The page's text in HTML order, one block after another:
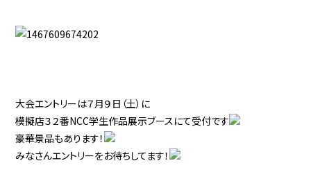
大会エントリーは７月９日（土）に
模擬店３２番NCC学生作品展示ブースにて受付です
豪華景品もあります！
みなさんエントリーをお待ちしてます！